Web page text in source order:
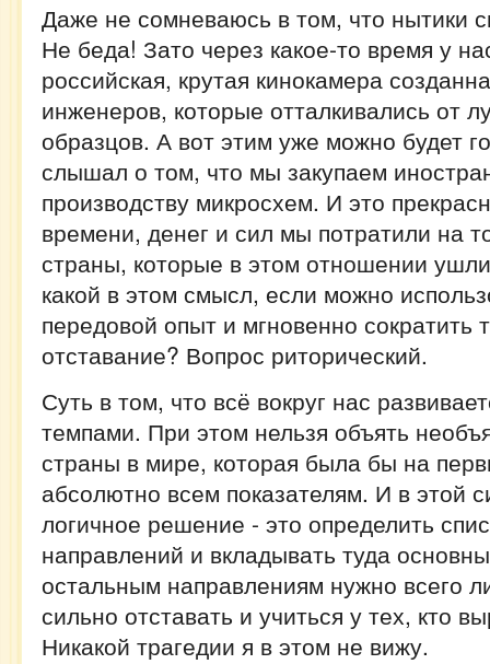
Даже не сомневаюсь в том, что нытики
Не беда! Зато через какое-то время у
российская, крутая кинокамера
инженеров, которые отталкивались от
образцов. А вот этим уже можно будет
слышал о том, что мы закупаем
производству микросхем. И это
времени, денег и сил мы потратили на
страны, которые в этом отношении
какой в этом смысл, если можно
передовой опыт и мгновенно сократить
отставание? Вопрос риторический.
Суть в том, что всё вокруг нас
темпами. При этом нельзя объять
страны в мире, которая была бы на
абсолютно всем показателям. И в этой
логичное решение - это определить
направлений и вкладывать туда
остальным направлениям нужно всего
сильно отставать и учиться у тех, кто
Никакой трагедии я в этом не вижу.